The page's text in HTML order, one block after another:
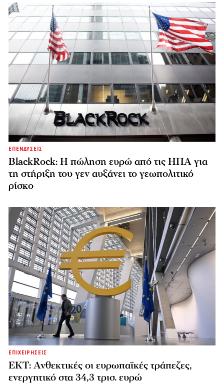
ΕΠΕΝΔΥΣΕΙΣ
BlackRock: Η πώληση ευρώ από τις ΗΠΑ για
τη στήριξη του γεν αυξάνει το γεωπολιτικό
ρίσκο
ΕΠΙΧΕΙΡΗΣΕΙΣ
ΕΚΤ: Ανθεκτικές οι ευρωπαϊκές τράπεζες,
ενεργητικό στα 34,3 τρισ. ευρώ